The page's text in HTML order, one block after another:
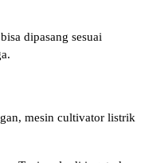
dipasang sesuai
mesin cultivator listrik